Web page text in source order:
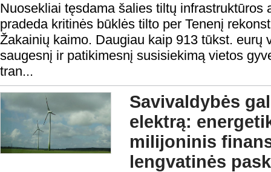
Nuosekliai tęsdama šalies tiltų infrastruktūros
pradeda kritinės būklės tilto per Tenenį
Žakainių kaimo. Daugiau kaip 913 tūkst. eurų
saugesnį ir patikimesnį susisiekimą vietos
tran...
Savivaldybės
elektrą:
milijoninis
lengvatinės